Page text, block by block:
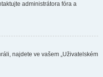
administrátora fóra a
najdete ve vašem „Uživatelském